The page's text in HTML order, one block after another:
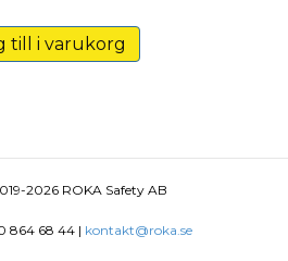
till i varukorg
2026 ROKA Safety AB
864 68 44 | kontakt@roka.se